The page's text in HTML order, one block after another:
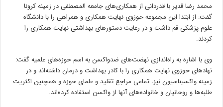
محمد رضا قدیر با قدردانی از همکاری‌های جامعه المصطفی در زمینه کرونا
گفت: از ابتدا این مجموعه حوزوی نهایت همکاری و همراهی را با دانشگاه
علوم پزشکی قم داشت و در رعایت دستورهای بهداشتی نهایت همکاری را
کردند.
وی با اشاره به راه‌اندازی نهضت‌های ضدواکسن به اسم حوزه‌های علمیه گفت:
نهادهای حوزوی نهایت همکاری را با کادر بهداشت و درمان داشته‌اند و در
زمینه واکسیناسیون نیز، تمامی مراجع تقلید و علمای حوزه و همچنین اکثریت
طلبه‌ها و روحانیان و خانواده‌های آنها از واکسن استفاده کرده‌اند.